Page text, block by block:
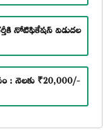
నోటిఫికేషన్ విడుదల
: నెలకు ₹20,000/-